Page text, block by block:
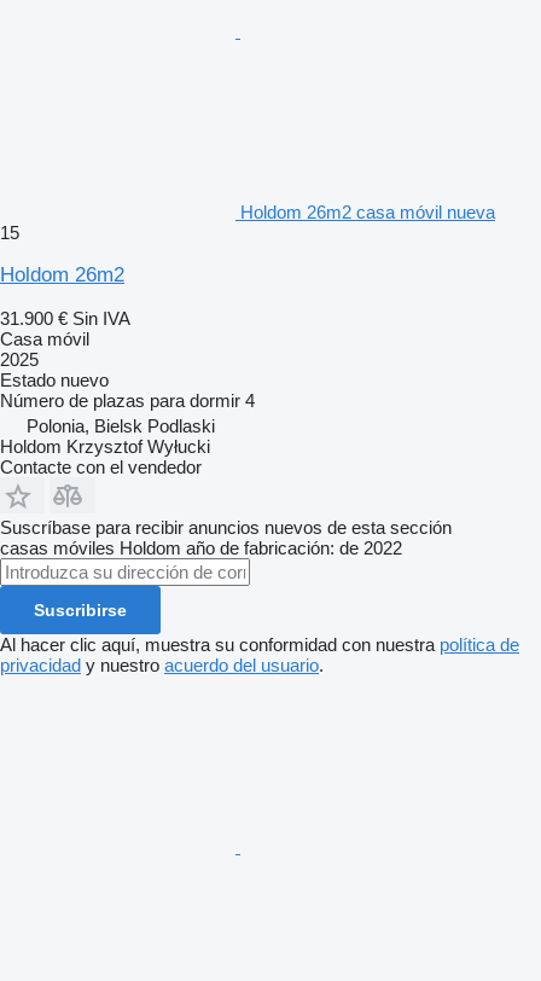
Holdom 26m2 casa móvil nueva
15
Holdom 26m2
31.900 € Sin IVA
Casa móvil
2025
Estado nuevo
Número de plazas para dormir 4
Polonia, Bielsk Podlaski
Holdom Krzysztof Wyłucki
Contacte con el vendedor
Suscríbase para recibir anuncios nuevos de esta sección
casas móviles Holdom año de fabricación: de 2022
Suscribirse
Al hacer clic aquí, muestra su conformidad con nuestra política de
privacidad y nuestro acuerdo del usuario.